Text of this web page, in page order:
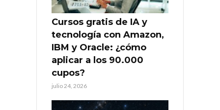
Cursos gratis de IA y
tecnología con Amazon,
IBM y Oracle: ¿cómo
aplicar a los 90.000
cupos?
julio 24, 2026